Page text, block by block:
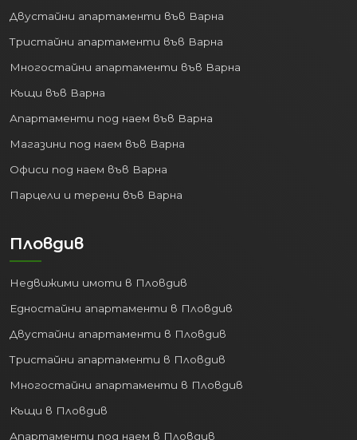
Двустайни апартаменти във Варна
Тристайни апартаменти във Варна
Многостайни апартаменти във Варна
Къщи във Варна
Апартаменти под наем във Варна
Магазини под наем във Варна
Офиси под наем във Варна
Парцели и терени във Варна
Пловдив
Недвижими имоти в Пловдив
Едностайни апартаменти в Пловдив
Двустайни апартаменти в Пловдив
Тристайни апартаменти в Пловдив
Многостайни апартаменти в Пловдив
Къщи в Пловдив
Апартаменти под наем в Пловдив